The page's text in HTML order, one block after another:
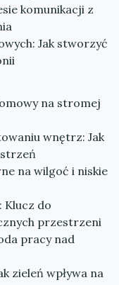
komunikacji z
Jak stworzyć
na stromej
wnętrz: Jak
na wilgoć i niskie
Klucz do
przestrzeni
pracy nad
zieleń wpływa na